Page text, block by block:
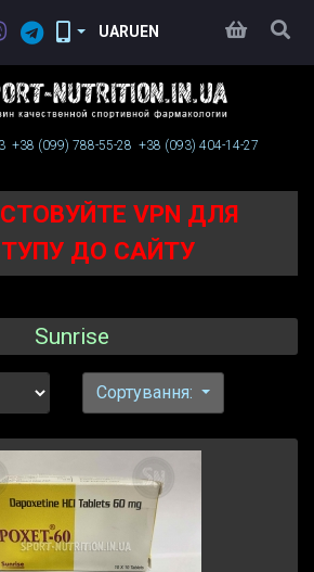
UARUEN
+38 (099) 788-55-28 +38 (093) 404-14-27
VPN ДЛЯ
ДО САЙТУ
Sunrise
Сортування: